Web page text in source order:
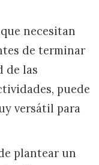
necesitan
de terminar
de las
puede
versátil para
plantear un